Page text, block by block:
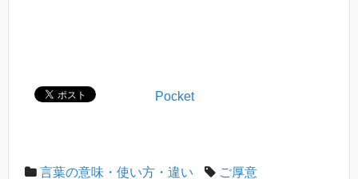
Pocket
言葉の意味・使い方・違い ご厚意